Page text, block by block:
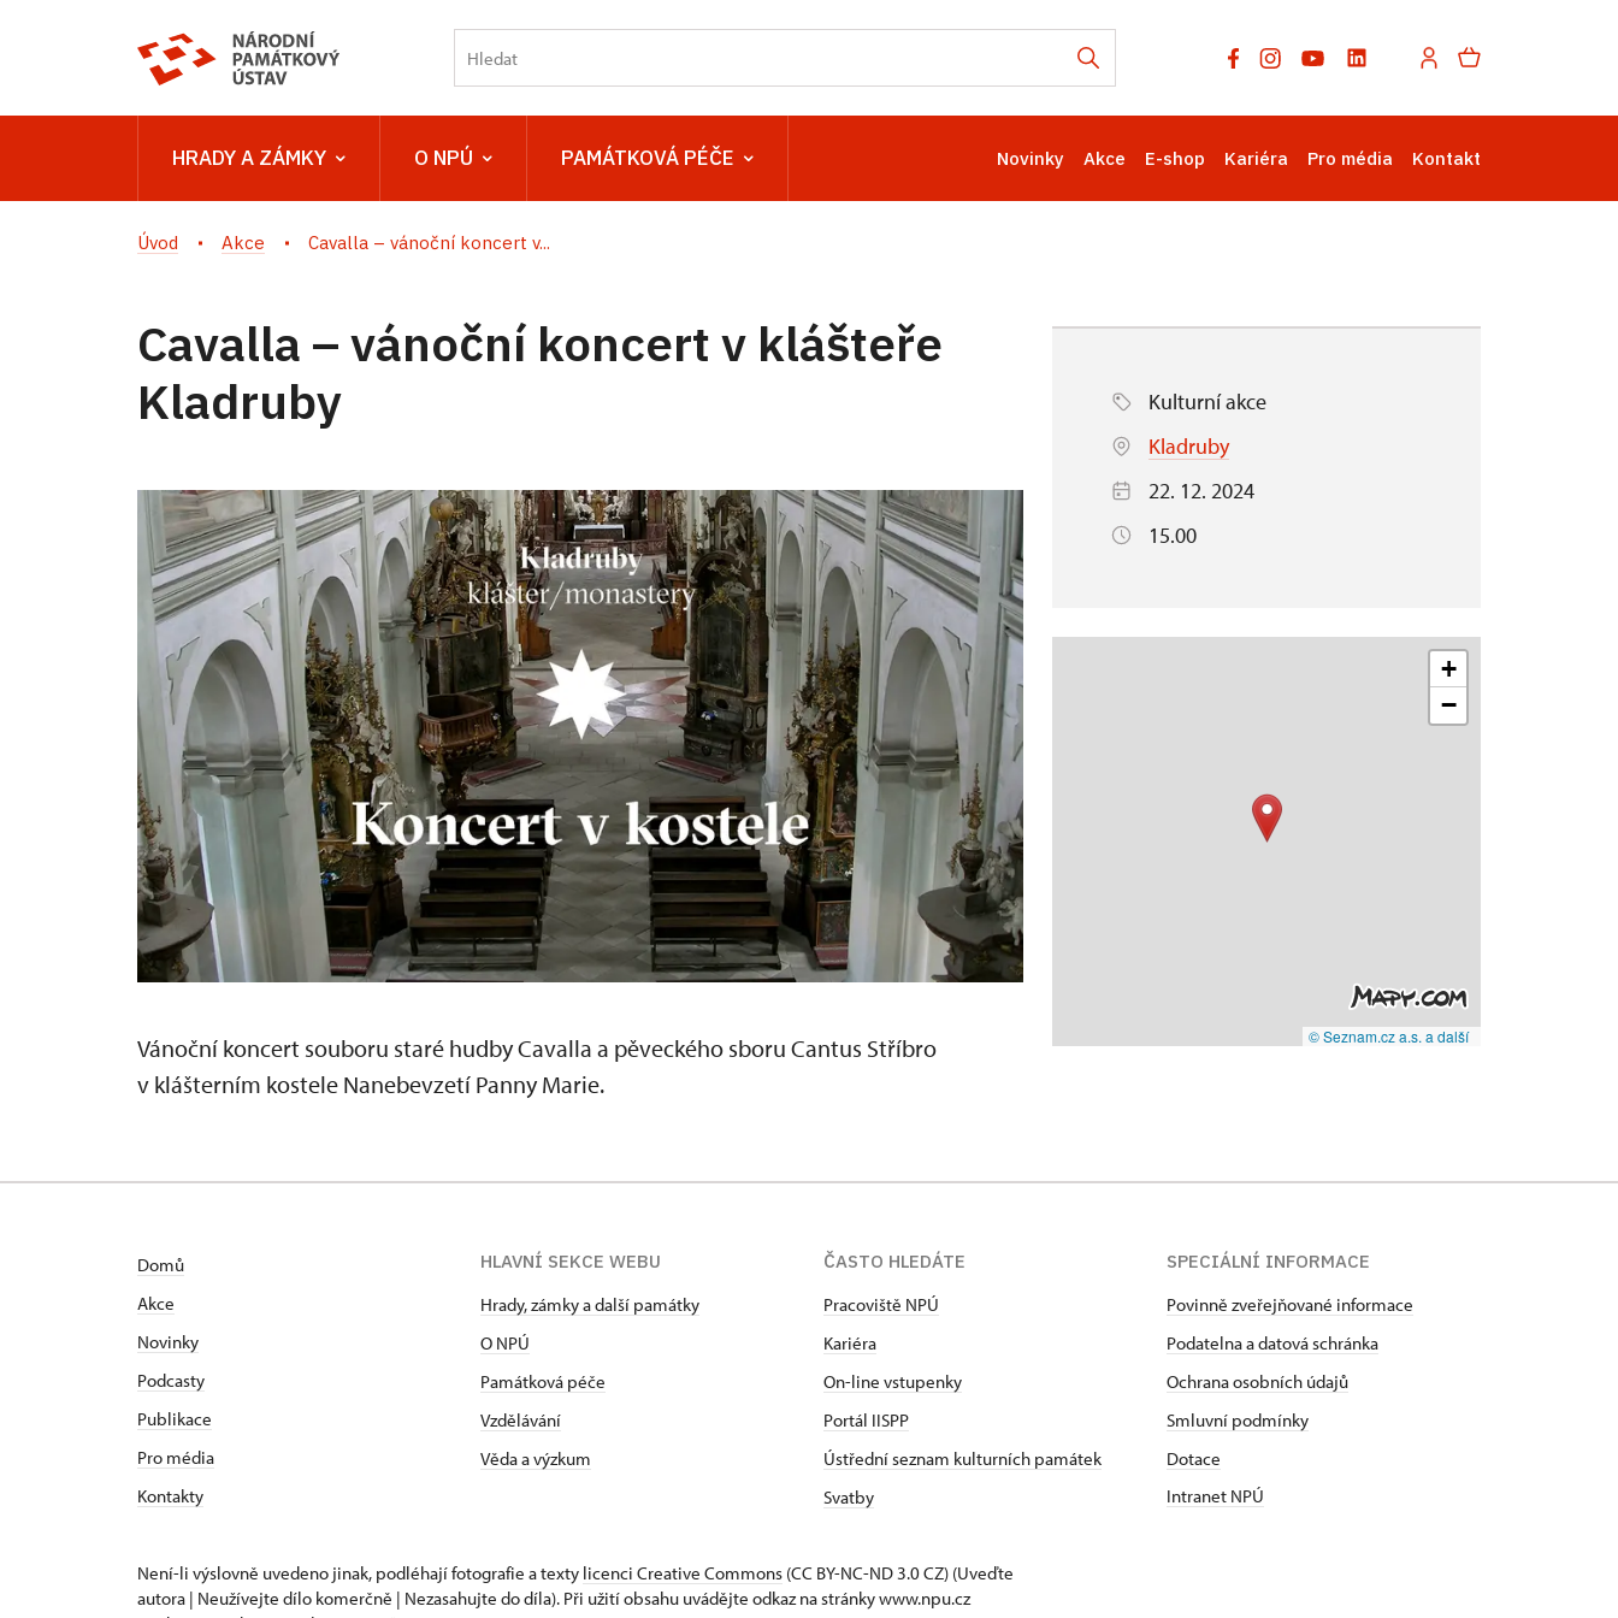
HRADY A ZÁMKY O NPÚ PAMÁTKOVÁ PÉČE Novinky Akce E-shop Kariéra Pro média Kontakt
Úvod Akce Cavalla – vánoční koncert v...
Cavalla – vánoční koncert v klášteře
Kladruby
Vánoční koncert souboru staré hudby Cavalla a pěveckého sboru Cantus Stříbro
v klášterním kostele Nanebevzetí Panny Marie.
Kulturní akce
Kladruby
22. 12. 2024
15.00
+
−
© Seznam.cz a.s. a další
Domů
Akce
Novinky
Podcasty
Publikace
Pro média
Kontakty
HLAVNÍ SEKCE WEBU
Hrady, zámky a další památky
O NPÚ
Památková péče
Vzdělávání
Věda a výzkum
ČASTO HLEDÁTE
Pracoviště NPÚ
Kariéra
On-line vstupenky
Portál IISPP
Ústřední seznam kulturních památek
Svatby
SPECIÁLNÍ INFORMACE
Povinně zveřejňované informace
Podatelna a datová schránka
Ochrana osobních údajů
Smluvní podmínky
Dotace
Intranet NPÚ
Není-li výslovně uvedeno jinak, podléhají fotografie a texty licenci Creative Commons (CC BY-NC-ND 3.0 CZ) (Uveďte
autora | Neužívejte dílo komerčně | Nezasahujte do díla). Při užití obsahu uvádějte odkaz na stránky www.npu.cz